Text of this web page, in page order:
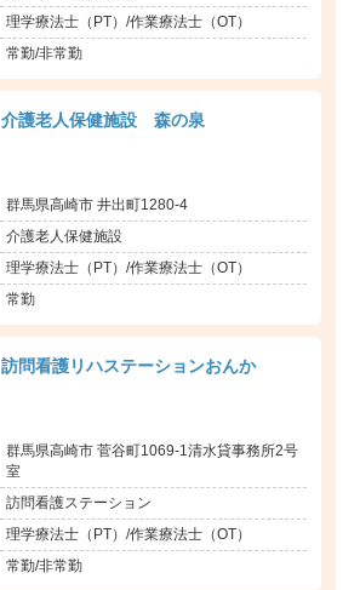
理学療法士（PT）/作業療法士（OT）
常勤/非常勤
介護老人保健施設 森の泉
群馬県高崎市 井出町1280-4
介護老人保健施設
理学療法士（PT）/作業療法士（OT）
常勤
訪問看護リハステーションおんか
群馬県高崎市 菅谷町1069-1清水貸事務所2号
室
訪問看護ステーション
理学療法士（PT）/作業療法士（OT）
常勤/非常勤